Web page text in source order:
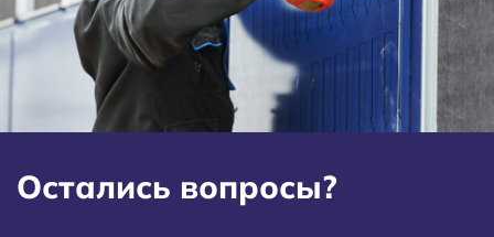
Остались вопросы?